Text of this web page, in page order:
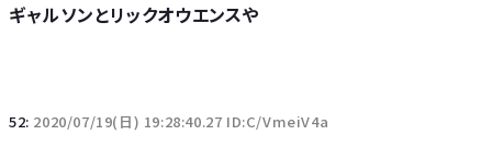
ギャルソンとリックオウエンスや
52: 2020/07/19(日) 19:28:40.27 ID:C/VmeiV4a